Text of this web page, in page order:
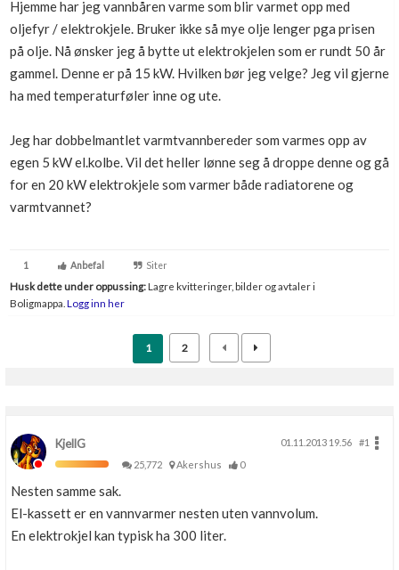
Boligmappa+
Få mer ut av Boligmappa
Nytt
Hjemme har jeg vannbåren varme som blir varmet opp med
oljefyr / elektrokjele. Bruker ikke så mye olje lenger pga prisen
på olje. Nå ønsker jeg å bytte ut elektrokjelen som er rundt 50 år
gammel. Denne er på 15 kW. Hvilken bør jeg velge? Jeg vil gjerne
ha med temperaturføler inne og ute.
Jeg har dobbelmantlet varmtvannbereder som varmes opp av
egen 5 kW el.kolbe. Vil det heller lønne seg å droppe denne og gå
for en 20 kW elektrokjele som varmer både radiatorene og
varmtvannet?
1 Anbefal Siter
Husk dette under oppussing:Lagre kvitteringer, bilder og avtaler i
Boligmappa. Logg inn her
1 2
KjellG 01.11.2013 19.56
#1
25,772
Akershus 0
Nesten samme sak.
El-kassett er en vannvarmer nesten uten vannvolum.
En elektrokjel kan typisk ha 300 liter.